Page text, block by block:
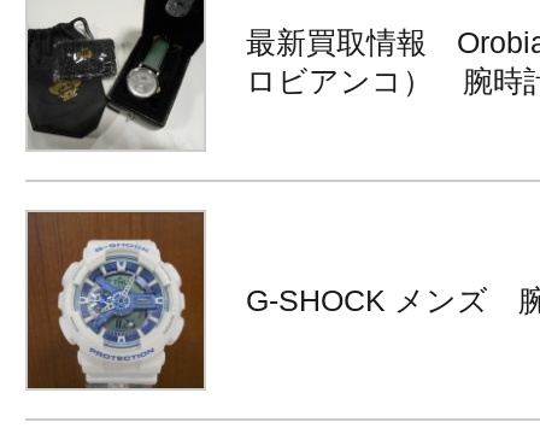
最新買取情報
ロビアンコ） 腕時
G-SHOCK メンズ